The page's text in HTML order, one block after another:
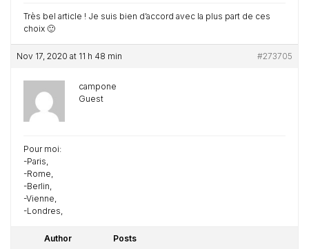
Très bel article ! Je suis bien d’accord avec la plus part de ces
choix 🙂
Nov 17, 2020 at 11 h 48 min #273705
campone
Guest
Pour moi:
-Paris,
-Rome,
-Berlin,
-Vienne,
-Londres,
Author Posts